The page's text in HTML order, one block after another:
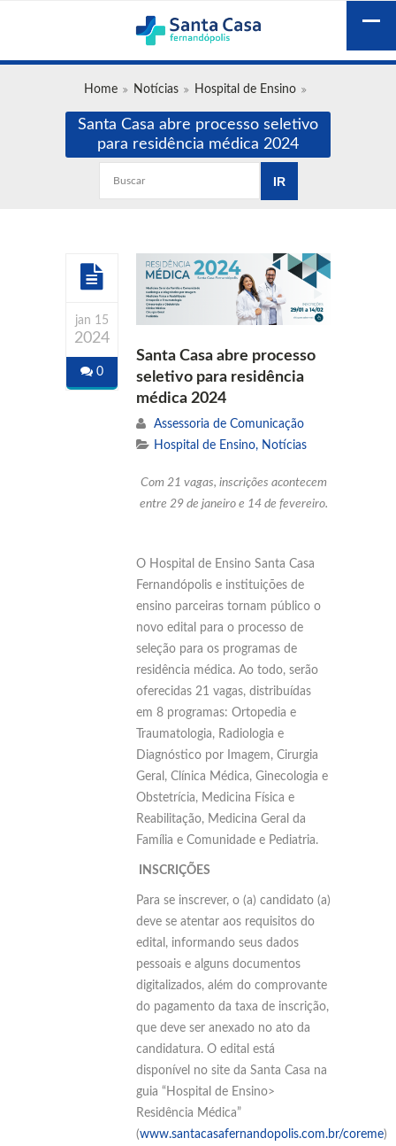
Home Notícias Hospital de Ensino
Santa Casa abre processo seletivo
para residência médica 2024
jan 15
2024
0
Santa Casa abre processo
seletivo para residência
médica 2024
Assessoria de Comunicação
Hospital de Ensino, Notícias
Com 21 vagas, inscrições acontecem
entre 29 de janeiro e 14 de fevereiro.
O Hospital de Ensino Santa Casa
Fernandópolis e instituições de
ensino parceiras tornam público o
novo edital para o processo de
seleção para os programas de
residência médica. Ao todo, serão
oferecidas 21 vagas, distribuídas
em 8 programas: Ortopedia e
Traumatologia, Radiologia e
Diagnóstico por Imagem, Cirurgia
Geral, Clínica Médica, Ginecologia e
Obstetrícia, Medicina Física e
Reabilitação, Medicina Geral da
Família e Comunidade e Pediatria.
INSCRIÇÕES
Para se inscrever, o (a) candidato (a)
deve se atentar aos requisitos do
edital, informando seus dados
pessoais e alguns documentos
digitalizados, além do comprovante
do pagamento da taxa de inscrição,
que deve ser anexado no ato da
candidatura. O edital está
disponível no site da Santa Casa na
guia “Hospital de Ensino>
Residência Médica”
(www.santacasafernandopolis.com.br/coreme)